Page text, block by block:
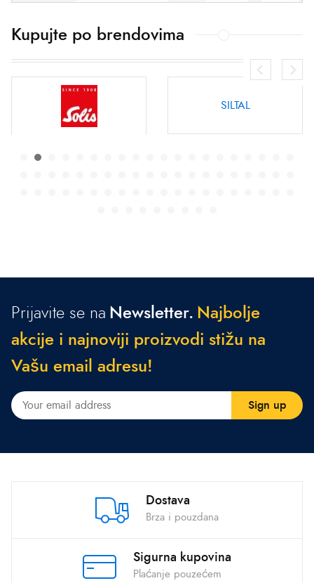
Kupujte po brendovima
SILTAL
Prijavite se na Newsletter. Naj bo je
a kcije i najnoviji proizvod i stižu na
Vašu emai ad resu!
Dostava
Brza i pouzdana
Sigurna kupovina
Plaćanje pouzećem